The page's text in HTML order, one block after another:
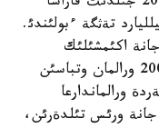
باستالدئ. ونئث قذرئلئسئنا 1،8 ميلليارد تةثگة ءبولئندئ.
اكئمشئلئك
عيماراتتان تذرادئ. جاتاقحانا 5-6 ايعا 200 ورالمان وتباسئن
ورالماندارعا
جانة ورئس تئلدةرئن،